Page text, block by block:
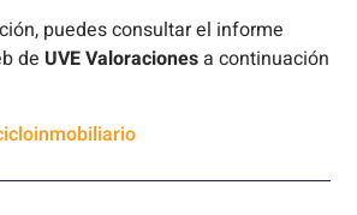
puedes consultar el informe
de UVE Valoracionesa continuación